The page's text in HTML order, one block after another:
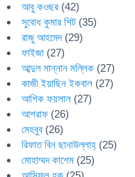
আবু কওছর (42)
সুবোধ কুমার শিট (35)
রাজু আহমেদ(29)
ফাইজা (27)
আব্দুল মান্নান মল্লিক (27)
কাজী ইয়াছিন ইকবাল (27)
আশিক ফয়সাল (27)
আশরাফ (26)
মেহবুব (26)
রিফাত বিন ছানাউল্লাহ্ (25)
মোহাম্মদ কাশেম (25)